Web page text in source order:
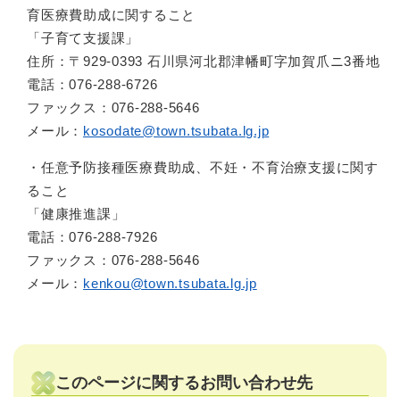
育医療費助成に関すること
「子育て支援課」
住所：〒929-0393 石川県河北郡津幡町字加賀爪ニ3番地
電話：076-288-6726
ファックス：076-288-5646
メール： kosodate@town.tsubata.lg.jp
・任意予防接種医療費助成、不妊・不育治療支援に関す
ること
「健康推進課」
電話：076-288-7926
ファックス：076-288-5646
メール： kenkou@town.tsubata.lg.jp
このページに関するお問い合わせ先